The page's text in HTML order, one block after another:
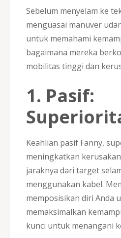
Sebelum menyelam ke
menguasai manuver
untuk memahami
bagaimana mereka
mobilitas tinggi dan
1. Pasif:
Keahlian pasif Fanny,
meningkatkan
jaraknya dari target
menggunakan kabel.
memposisikan diri Anda
memaksimalkan
kunci untuk menangani